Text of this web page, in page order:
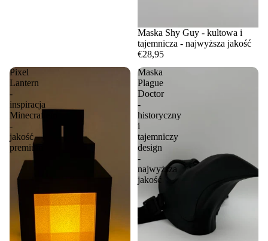
Maska Shy Guy - kultowa i
tajemnicza - najwyższa jakość
€28,95
Pixel
Lantern
-
inspiracja
Minecraftem
-
jakość
premium
Maska
Plague
Doctor
-
historyczny
i
tajemniczy
design
-
najwyższa
jakość